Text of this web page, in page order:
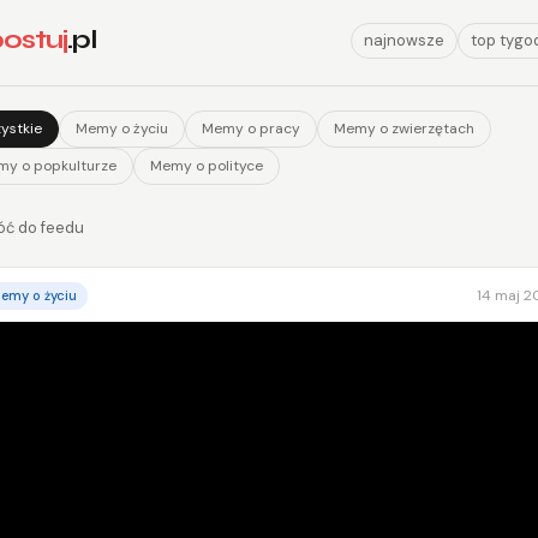
.pl najnowsze top
Memy o życiu Memy o pracy
Memy o zwierzętach
o popkulturze
Memy o polityce
do feedu
o życiu 14 maj